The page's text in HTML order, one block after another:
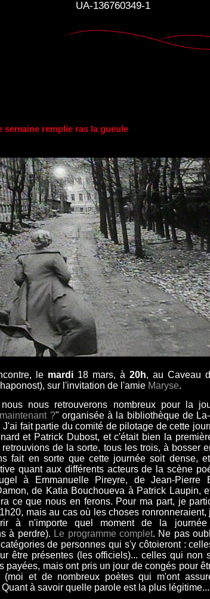
UA-136760349-1
semaine remplie ras la gueule
le mardi 18 mars, à 20h, au Caveau
sur l'invitation de l'amie Maryse.
nous retrouverons nombreux pour la
?" organisée à la bibliothèque de
J'ai fait partie du comité de pilotage de cette
et Patrick Dubost, et c'était bien la
de la sorte, tous les trois, à bosser
fait en sorte que cette journée soit dense,
quant aux différents acteurs de la scène
à Emmanuelle Pireyre, de Jean-Pierre
de Katia Bouchoueva à Patrick Laupin,
ce que nous en ferons. Pour ma part, je
mais au cas où les choses ronronneraient,
à n'importe quel moment de la
à perdre). Le programme complet. Ne pas
de personnes qui s'y côtoieront :
être présentes (les officiels)... celles qui non
payées, mais ont pris un jour de congés pour
(moi et de nombreux poètes qui m'ont
à savoir quelle parole est la plus légitime...